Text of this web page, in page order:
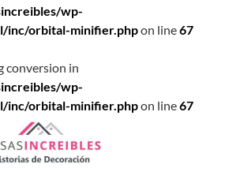
wp-
inc/orbital-minifier.phpon line67
conversion in
wp-
inc/orbital-minifier.phpon line67